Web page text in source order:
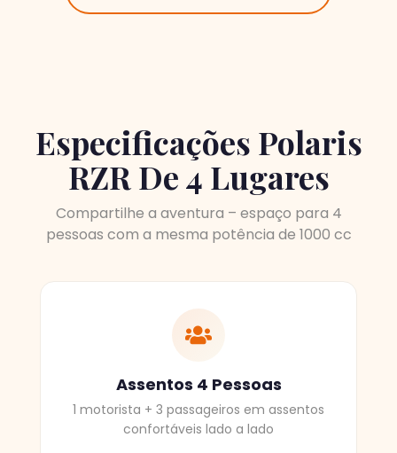
Especificações Polaris
RZR De 4 Lugares
Compartilhe a aventura – espaço para 4
pessoas com a mesma potência de 1000 cc
Assentos 4 Pessoas
1 motorista + 3 passageiros em assentos
confortáveis lado a lado